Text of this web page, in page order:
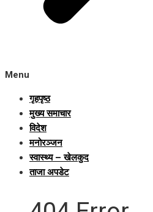
Menu
गृहपृष्ठ
मुख्य समाचार
विदेश
मनोरञ्जन
स्वास्थ्य – खेलकुद
ताजा अपडेट